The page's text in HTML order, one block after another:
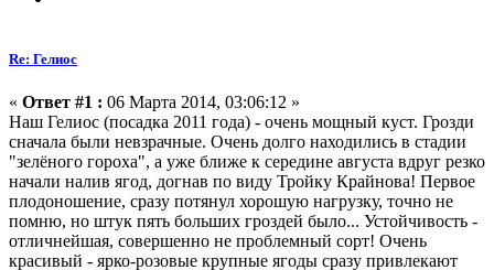
Re: Гелиос
« Ответ #1 : 06 Марта 2014, 03:06:12 »
Наш Гелиос (посадка 2011 года) - очень мощный куст. Грозди
сначала были невзрачные. Очень долго находились в стадии
"зелёного гороха", а уже ближе к середине августа вдруг резко
начали налив ягод, догнав по виду Тройку Крайнова! Первое
плодоношение, сразу потянул хорошую нагрузку, точно не
помню, но штук пять больших гроздей было... Устойчивость -
отличнейшая, совершенно не проблемный сорт! Очень
красивый - ярко-розовые крупные ягоды сразу привлекают